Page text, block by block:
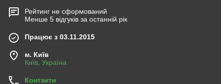
Рейтинг не сформований
Менше 5 відгуків за останній рік
Працює з 03.11.2015
м. Київ
Київ, Україна
Контакти